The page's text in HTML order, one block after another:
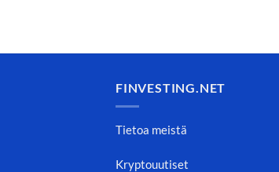
FINVESTING.NET
Tietoa meistä
Kryptouutiset